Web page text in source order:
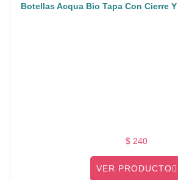
Botellas Acqua Bio Tapa Con Cierre
$ 240
VER PRODUCTO